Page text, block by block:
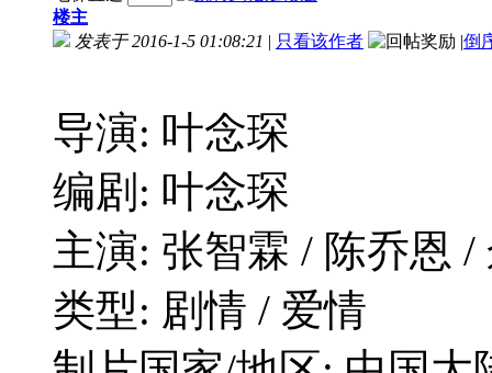
楼主
发表于 2016-1-5 01:08:21 | 只看该作者 |倒
导演: 叶念琛
编剧: 叶念琛
主演: 张智霖 / 陈乔恩
类型: 剧情 / 爱情